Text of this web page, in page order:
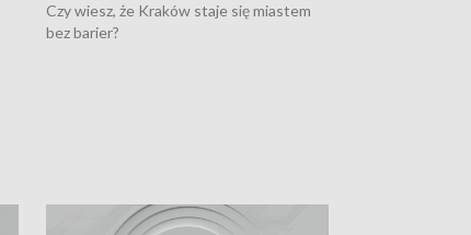
Czy wiesz, że Kraków staje się miastem
bez barier?